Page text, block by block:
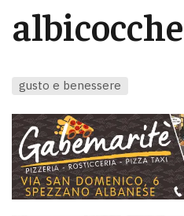
gusto e benessere